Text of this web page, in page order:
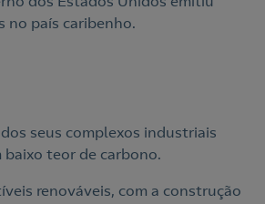
no país caribenho.
seus complexos industriais
teor de carbono.
renováveis, com a construção